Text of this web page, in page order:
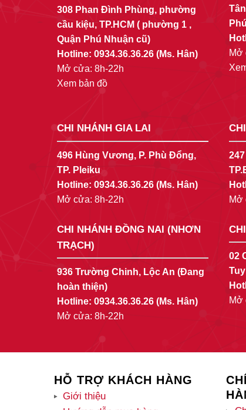
308 Phan Đình Phùng, phường
cầu kiệu, TP.HCM ( phường 1 ,
Quận Phú Nhuận cũ)
Hotline: 0934.36.36.26 (Ms. Hân)
Mở cửa: 8h-22h
Xem bản đồ
Mở
CHI NHÁNH GIA LAI
496 Hùng Vương, P. Phù Đổng,
TP. Pleiku
Hotline: 0934.36.36.26 (Ms. Hân)
Mở cửa: 8h-22h
Mở
CHI NHÁNH ĐỒNG NAI (NHƠN
TRẠCH)
936 Trường Chinh, Lộc An (Đang
hoàn thiện)
Hotline: 0934.36.36.26 (Ms. Hân)
Mở cửa: 8h-22h
02
Mở
HỖ TRỢ KHÁCH HÀNG
Giới thiệu